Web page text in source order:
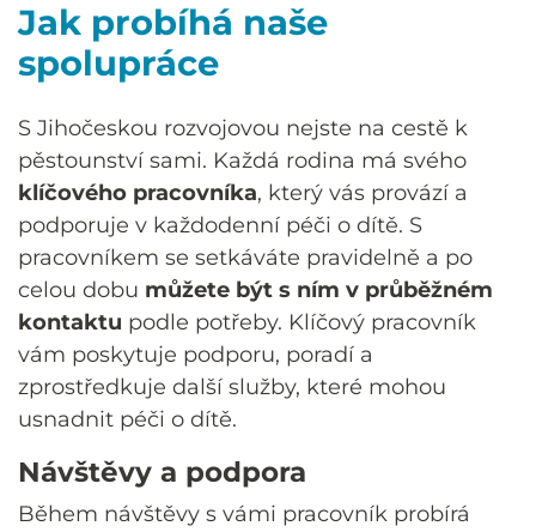
Jak probíhá naše
spolupráce
S Jihočeskou rozvojovou nejste na cestě k
pěstounství sami. Každá rodina má svého
klíčového pracovníka, který vás provází a
podporuje v každodenní péči o dítě. S
pracovníkem se setkáváte pravidelně a po
celou dobu můžete být s ním v průběžném
kontaktu podle potřeby. Klíčový pracovník
vám poskytuje podporu, poradí a
zprostředkuje další služby, které mohou
usnadnit péči o dítě.
Návštěvy a podpora
Během návštěvy s vámi pracovník probírá